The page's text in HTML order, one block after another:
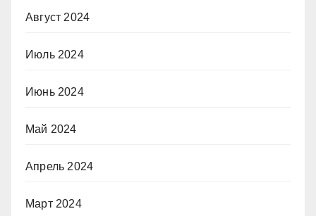
Август 2024
Июль 2024
Июнь 2024
Май 2024
Апрель 2024
Март 2024